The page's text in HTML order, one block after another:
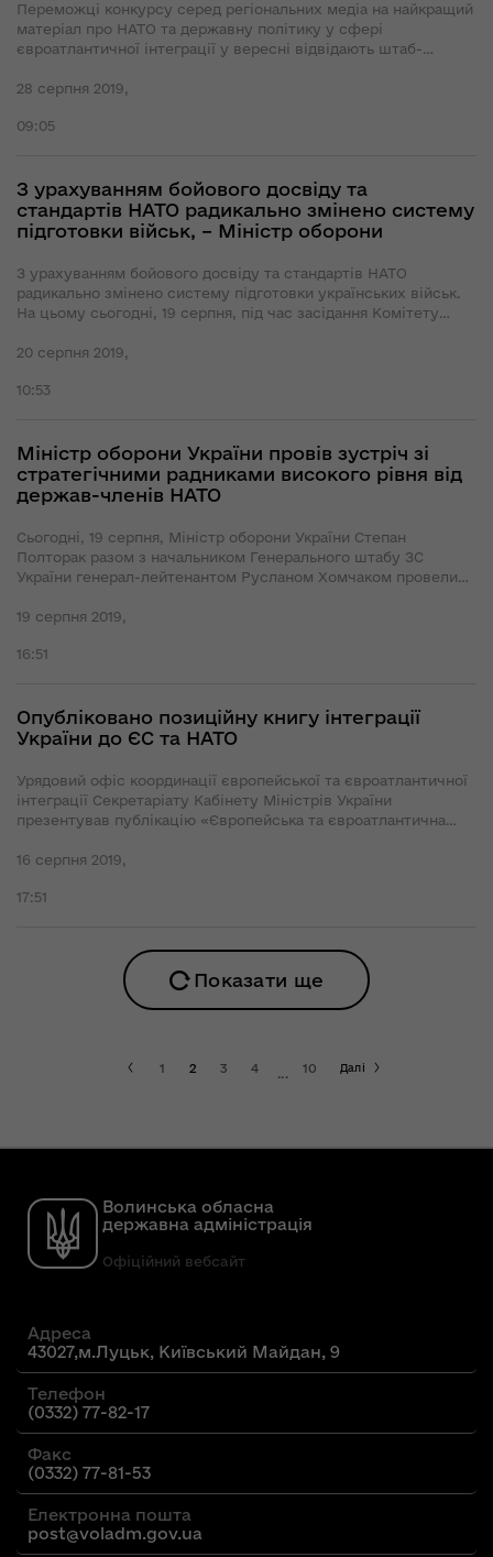
Переможці конкурсу серед регіональних медіа на найкращий
матеріал про НАТО та державну політику у сфері
євроатлантичної інтеграції у вересні відвідають штаб-
дипломи переможцям, а також тим, хто посів 2 та 3 місця,
євроатлантичної інтеграції України Іванна Климпуш-
28 серпня 2019,
09:05
З урахуванням бойового досвіду та
стандартів НАТО радикально змінено систему
підготовки військ, – Міністр оборони
З урахуванням бойового досвіду та стандартів НАТО
радикально змінено систему підготовки українських військ.
На цьому сьогодні, 19 серпня, під час засідання Комітету
наголосив Міністр оборони України Степан Полторак.
20 серпня 2019,
10:53
Міністр оборони України провів зустріч зі
стратегічними радниками високого рівня від
держав-членів НАТО
Сьогодні, 19 серпня, Міністр оборони України Степан
Полторак разом з начальником Генерального штабу ЗС
України генерал-лейтенантом Русланом Хомчаком провели
держав-членів НАТО.
19 серпня 2019,
16:51
Опубліковано позиційну книгу інтеграції
України до ЄС та НАТО
Урядовий офіс координації європейської та євроатлантичної
інтеграції Секретаріату Кабінету Міністрів України
презентував публікацію «Європейська та євроатлантична
16 серпня 2019,
17:51
Показати ще
1 2 3 4 ... 10 Далі
Волинська обласна
державна адміністрація
Офіційний вебсайт
Адреса
43027,м.Луцьк, Київський Майдан, 9
Телефон
(0332) 77-82-17
Факс
(0332) 77-81-53
Електронна пошта
post@voladm.gov.ua